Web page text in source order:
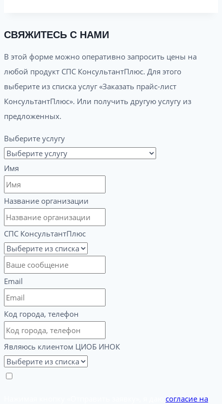
СВЯЖИТЕСЬ С НАМИ
В этой форме можно оперативно запросить цены на
любой продукт СПС КонсультантПлюс. Для этого
выберите из списка услуг «Заказать прайс-лист
КонсультантПлюс». Или получить другую услугу из
предложенных.
Выберите услугу
Имя
Название организации
СПС КонсультантПлюс
Email
Код города, телефон
Являюсь клиентом ЦИОБ ИНОК
согласие на